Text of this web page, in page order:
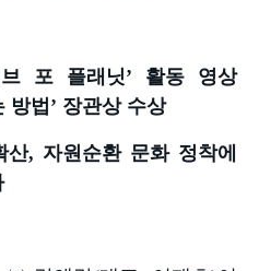
브 포 플래닛’ 활동 영상
방법 ’ 장관상 수상
산, 자원순환 문화 정착에